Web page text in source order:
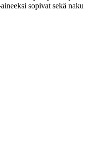
sopivat sekä naku